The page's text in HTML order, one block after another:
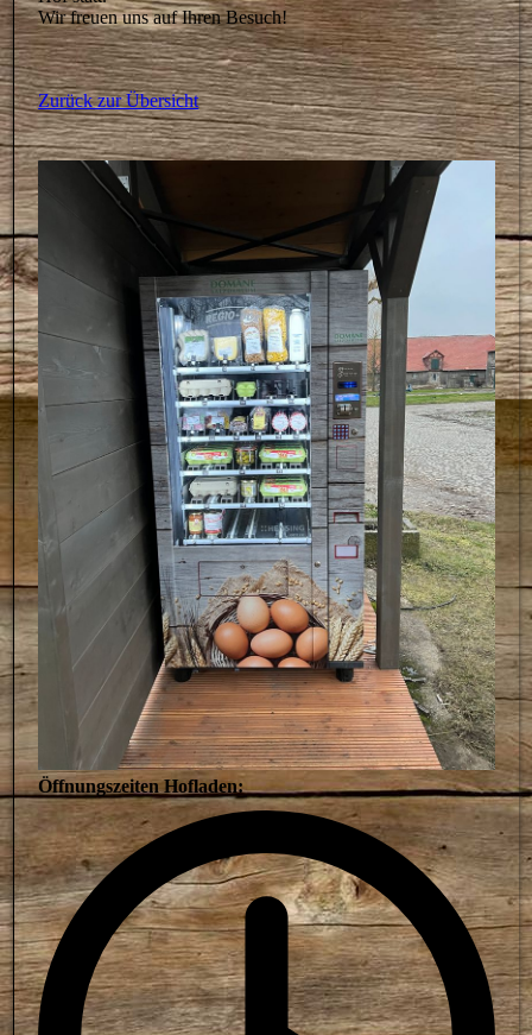
Wir freuen uns auf Ihren Besuch!
Zurück zur Übersicht
Öffnungszeiten Hofladen: